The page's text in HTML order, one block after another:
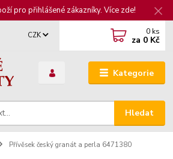
pro přihlášené zákazníky. Více zde!
Kategorie
CZK
Hledat
0 ks
za 0 Kč
Přívěsek český granát a perla 6471380